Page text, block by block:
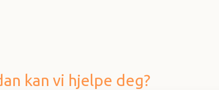
oversettelser
kan vi hjelpe deg?